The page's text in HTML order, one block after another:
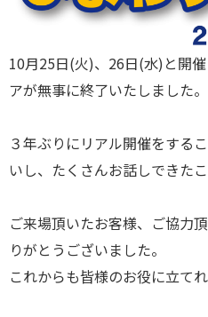
10月25日(火)、26日(水)と開
アが無事に終了いたしました。
３年ぶりにリアル開催をする
いし、たくさんお話しできた
ご来場頂いたお客様、ご協力
りがとうございました。
これからも皆様のお役に立て